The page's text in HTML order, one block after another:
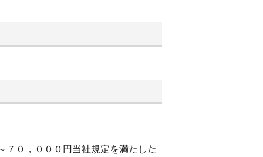
０，０００円当社規定を満たした